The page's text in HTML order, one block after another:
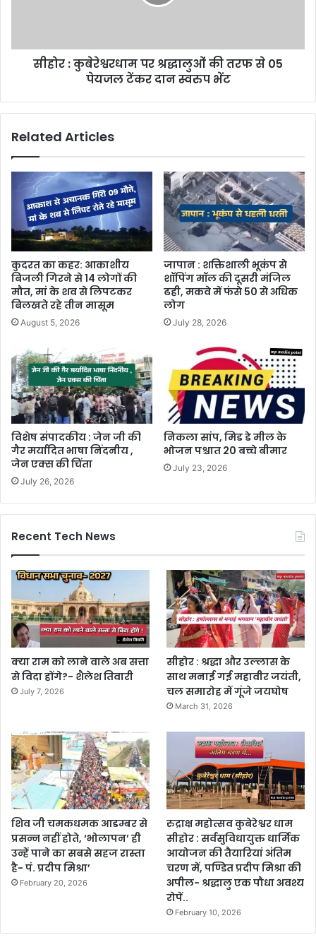
सीहोर : कुबेरेश्वरधाम पर श्रद्धालुओं की तरफ से 05
पेयजल टेंकर दान स्वरुप भेंट
Related Articles
कुदरत का कहर: आकाशीय
बिजली गिरने से 14 लोगों की
मौत, मां के शव से लिपटकर
बिलखते रहे तीन मासूम
August 5, 2026
जापान : शक्तिशाली भूकंप से
शॉपिंग मॉल की दूसरी मंजिल
ढही, मकवे में फंसे 50 से अधिक
लोग
July 28, 2026
विशेष संपादकीय : जेन जी की
गैर मर्यादित भाषा निंदनीय ,
जेन एक्स की चिंता
July 26, 2026
निकला सांप, मिड डे मील के
भोजन पश्चात 20 बच्चे बीमार
July 23, 2026
Recent Tech News
क्या राम को लाने वाले अब सत्ता
से विदा होंगे?- शैलेश तिवारी
July 7, 2026
सीहोर : श्रद्धा और उल्लास के
साथ मनाई गई महावीर जयंती,
चल समारोह में गूंजे जयघोष
March 31, 2026
शिव जी चमकधमक आडम्बर से
प्रसन्न नहीं होते, ‘भोलापन’ ही
उन्हें पाने का सबसे सहज रास्ता
है- पं. प्रदीप मिश्रा’
February 20, 2026
रुद्राक्ष महोत्सव कुबेरेश्वर धाम
सीहोर : सर्वसुविधायुक्त धार्मिक
आयोजन की तैयारियां अंतिम
चरण में, पण्डित प्रदीप मिश्रा की
अपील- श्रद्धालु एक पौधा अवश्य
रोपें..
February 10, 2026